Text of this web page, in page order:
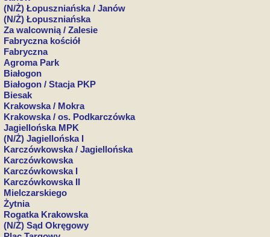
(N/Ż) Łopuszniańska / Janów
(N/Ż) Łopuszniańska
Za walcownią / Zalesie
Fabryczna kościół
Fabryczna
Agroma Park
Białogon
Białogon / Stacja PKP
Biesak
Krakowska / Mokra
Krakowska / os. Podkarczówka
Jagiellońska MPK
(N/Ż) Jagiellońska I
Karczówkowska / Jagiellońska
Karczówkowska
Karczówkowska I
Karczówkowska II
Mielczarskiego
Żytnia
Rogatka Krakowska
(N/Ż) Sąd Okręgowy